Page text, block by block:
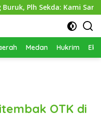
Kami Sarankan
Medan Hukrim
OTK di